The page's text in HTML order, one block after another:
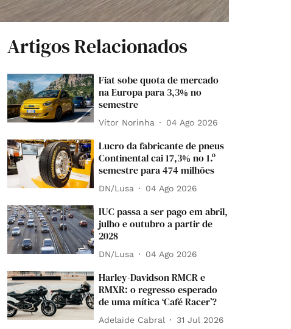
Artigos Relacionados
Fiat sobe quota de mercado
na Europa para 3,3% no
semestre
Vítor Norinha 04 Ago 2026
Lucro da fabricante de pneus
Continental cai 17,3% no 1.º
semestre para 474 milhões
DN/Lusa 04 Ago 2026
IUC passa a ser pago em abril,
julho e outubro a partir de
2028
DN/Lusa 04 Ago 2026
Harley-Davidson RMCR e
RMXR: o regresso esperado
de uma mítica ‘Café Racer’?
Adelaide Cabral 31 Jul 2026